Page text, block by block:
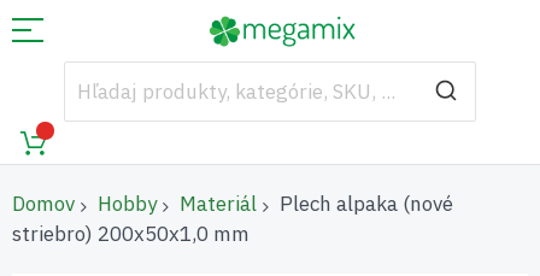
Domov Hobby Materiál
Plech alpaka (nové
striebro) 200x50x1,0 mm